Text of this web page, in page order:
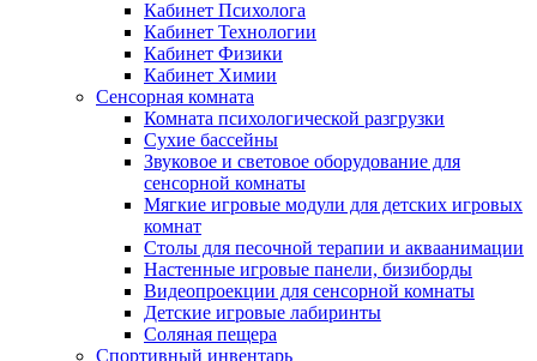
Кабинет Психолога
Кабинет Технологии
Кабинет Физики
Кабинет Химии
Сенсорная комната
Комната психологической разгрузки
Сухие бассейны
Звуковое и световое оборудование для
сенсорной комнаты
Мягкие игровые модули для детских игровых
комнат
Столы для песочной терапии и акваанимации
Настенные игровые панели, бизиборды
Видеопроекции для сенсорной комнаты
Детские игровые лабиринты
Соляная пещера
Спортивный инвентарь